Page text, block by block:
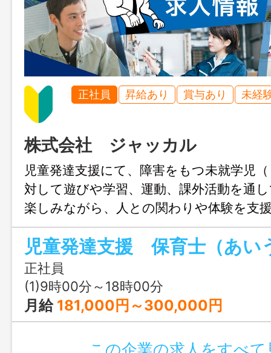
正社員 昇給あり 賞与あり 未経
株式会社 ジャッカル
児童発達支援にて、障害をもつ未就学児
対して遊びや学習、運動、課外活動を通
楽しみながら、人との関わりや体験を支
す。 ※利用者１日１０名程度 ※パソ
事務作業 【変更範囲：変更なし】
正社員
(1)9時00分～18時00分
月給 181,000円～300,000円
この企業の求人をすべて